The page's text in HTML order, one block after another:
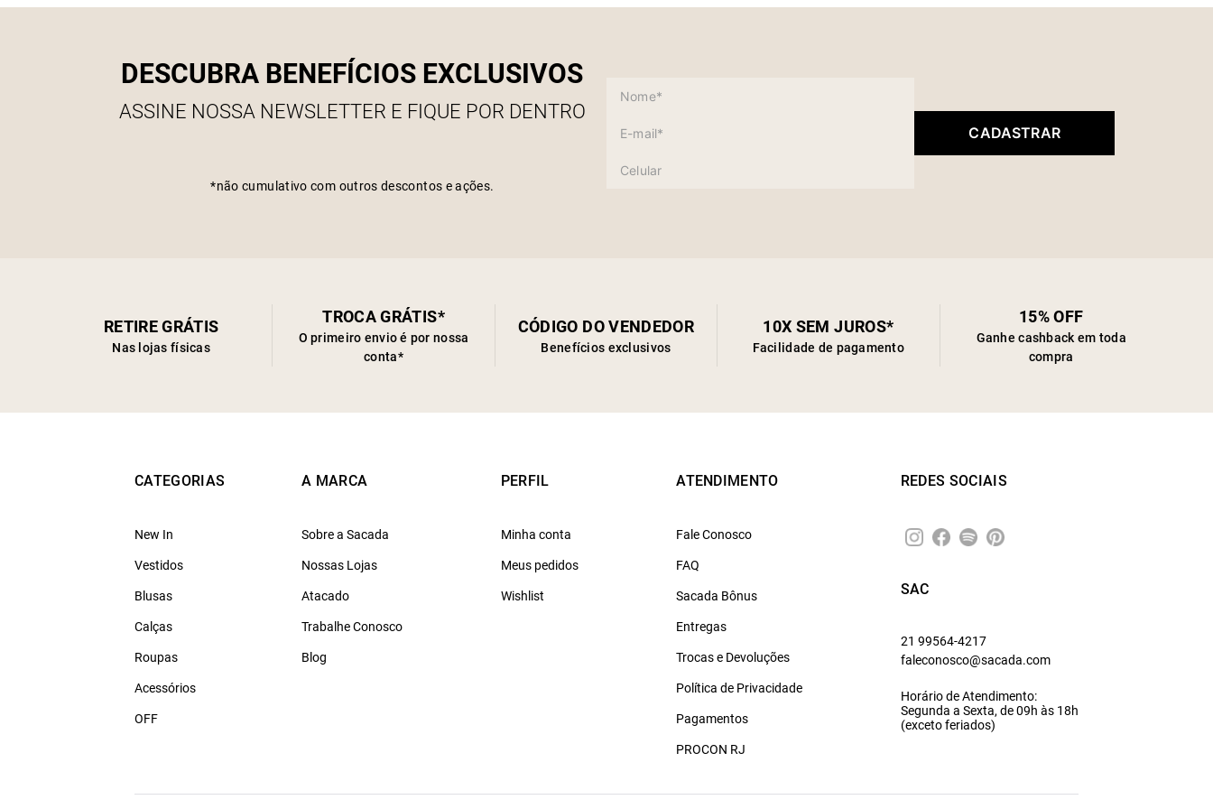
DESCUBRA BENEFÍCIOS EXCLUSIVOS
ASSINE NOSSA NEWSLETTER E FIQUE POR DENTRO
*não cumulativo com outros descontos e ações.
CADASTRAR
RETIRE GRÁTIS
Nas lojas físicas
TROCA GRÁTIS*
O primeiro envio é por nossa
conta*
CÓDIGO DO VENDEDOR
Benefícios exclusivos
10X SEM JUROS*
Facilidade de pagamento
15% OFF
Ganhe cashback em toda
compra
CATEGORIAS
New In
Vestidos
Blusas
Calças
Roupas
Acessórios
OFF
A MARCA
Sobre a Sacada
Nossas Lojas
Atacado
Trabalhe Conosco
Blog
PERFIL
Minha conta
Meus pedidos
Wishlist
ATENDIMENTO
Fale Conosco
FAQ
Sacada Bônus
Entregas
Trocas e Devoluções
Política de Privacidade
Pagamentos
PROCON RJ
REDES SOCIAIS
SAC
21 99564-4217
faleconosco@sacada.com
Horário de Atendimento:
Segunda a Sexta, de 09h às 18h
(exceto feriados)